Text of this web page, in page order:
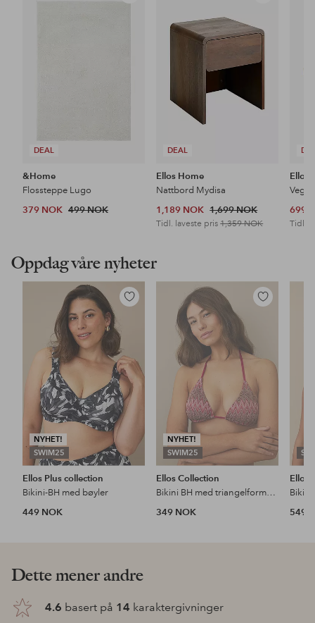
DEAL
&Home
Flossteppe Lugo
379 NOK 499 NOK
DEAL
favoritter
Ellos Home
Nattbord Mydisa
1,189 NOK 1,699 NOK
Tidl. laveste pris1,359 NOK
Ellos
699
Tidl.
Oppdag våre nyheter
NYHET!
SWIM25
Legg
Ellos Plus collection
Bikini-BH med bøyler
449 NOK
NYHET!
SWIM25
Legg
Ellos Collection
Bikini BH med triangelformede skåler
349 NOK
Ellos
549
Dette mener andre
4.6 basert på 14 karaktergivninger